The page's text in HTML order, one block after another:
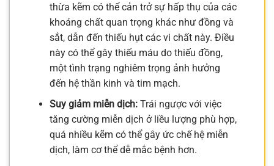
thừa kẽm có thể cản trở sự hấp thụ của các
khoáng chất quan trọng khác như đồng và
sắt, dẫn đến thiếu hụt các vi chất này. Điều
này có thể gây thiếu máu do thiếu đồng,
một tình trạng nghiêm trọng ảnh hưởng
đến hệ thần kinh và tim mạch.
Suy giảm miễn dịch:Trái ngược với việc
tăng cường miễn dịch ở liều lượng phù hợp,
quá nhiều kẽm có thể gây ức chế hệ miễn
dịch, làm cơ thể dễ mắc bệnh hơn.